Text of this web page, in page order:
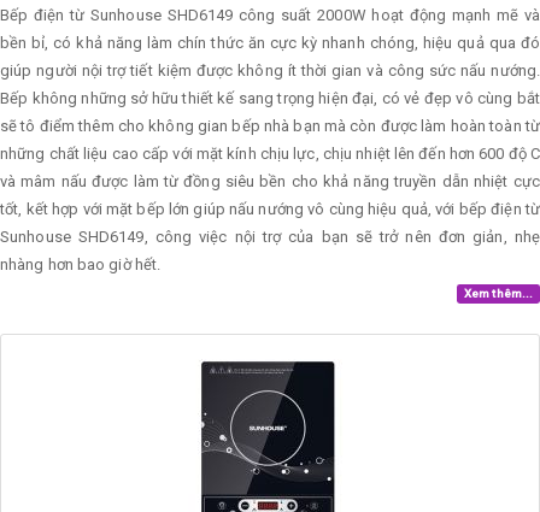
Bếp điện từ Sunhouse SHD6149 công suất 2000W hoạt động mạnh mẽ và
bền bỉ, có khả năng làm chín thức ăn cực kỳ nhanh chóng, hiệu quả qua đó
giúp người nội trợ tiết kiệm được không ít thời gian và công sức nấu nướng.
Bếp không những sở hữu thiết kế sang trọng hiện đại, có vẻ đẹp vô cùng bắt
sẽ tô điểm thêm cho không gian bếp nhà bạn mà còn được làm hoàn toàn từ
những chất liệu cao cấp với mặt kính chịu lực, chịu nhiệt lên đến hơn 600 độ C
và mâm nấu được làm từ đồng siêu bền cho khả năng truyền dẫn nhiệt cực
tốt, kết hợp với mặt bếp lớn giúp nấu nướng vô cùng hiệu quả, với bếp điện từ
Sunhouse SHD6149, công việc nội trợ của bạn sẽ trở nên đơn giản, nhẹ
nhàng hơn bao giờ hết.
Xem thêm...